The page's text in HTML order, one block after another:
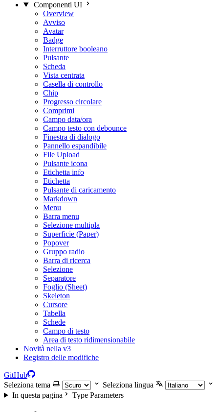
Componenti UI
Overview
Avviso
Avatar
Badge
Interruttore booleano
Pulsante
Scheda
Vista centrata
Casella di controllo
Chip
Progresso circolare
Comprimi
Campo data/ora
Campo testo con debounce
Finestra di dialogo
Pannello espandibile
File Upload
Pulsante icona
Etichetta info
Etichetta
Pulsante di caricamento
Markdown
Menu
Barra menu
Selezione multipla
Superficie (Paper)
Popover
Gruppo radio
Barra di ricerca
Selezione
Separatore
Foglio (Sheet)
Skeleton
Cursore
Tabella
Schede
Campo di testo
Area di testo ridimensionabile
Novità nella v3
Registro delle modifiche
GitHub
Seleziona tema
Seleziona lingua
In questa pagina
Type Parameters